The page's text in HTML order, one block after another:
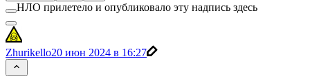
НЛО прилетело и опубликовало эту надпись здесь
Zhurikello20 июн 2024 в 16:27